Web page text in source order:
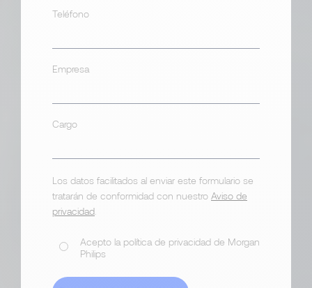
Teléfono
Empresa
Cargo
Los datos facilitados al enviar este formulario se
tratarán de conformidad con nuestro Aviso de
privacidad
Acepto la política de privacidad de Morgan
Philips